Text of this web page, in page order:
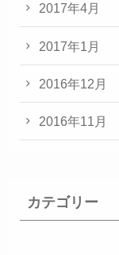
2017年4月
2017年1月
2016年12月
2016年11月
カテゴリー